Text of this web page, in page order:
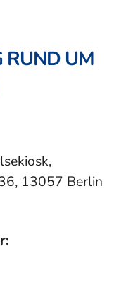
RUND UM
13057 Berlin